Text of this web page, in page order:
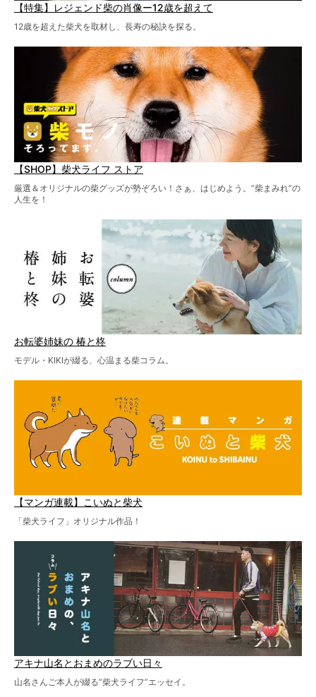
【特集】レジェンド柴の肖像ー12歳を超えて
12歳を超えた柴犬を取材し、長寿の秘訣を探る。
【SHOP】柴犬ライフ ストア
厳選＆オリジナルの柴グッズが勢ぞろい！さぁ、はじめよう。“柴まみれ”の
人生を！
お転婆姉妹の 椿と柊
モデル・KIKIが綴る、心温まる柴コラム。
【マンガ連載】こいぬと柴犬
「柴犬ライフ」オリジナル作品！
アキナ山名とおまめのラブい日々
山名さんご本人が綴る“柴犬ライフ”エッセイ。